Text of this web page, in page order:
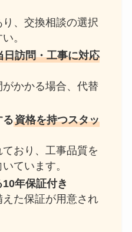
、交換相談の選択
。
日訪問・工事に対応
かかる場合、代替
る資格を持つスタッ
おり、工事品質を
ています。
年保証付き
た保証が用意され